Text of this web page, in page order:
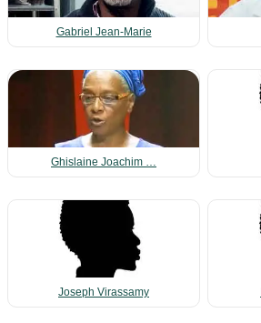
Gabriel Jean-Marie
Ghislaine Joachim …
Joseph Virassamy